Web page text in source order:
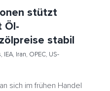
stützt
Öl-
stabil
, IEA, Iran, OPEC, US-
sich im frühen Handel